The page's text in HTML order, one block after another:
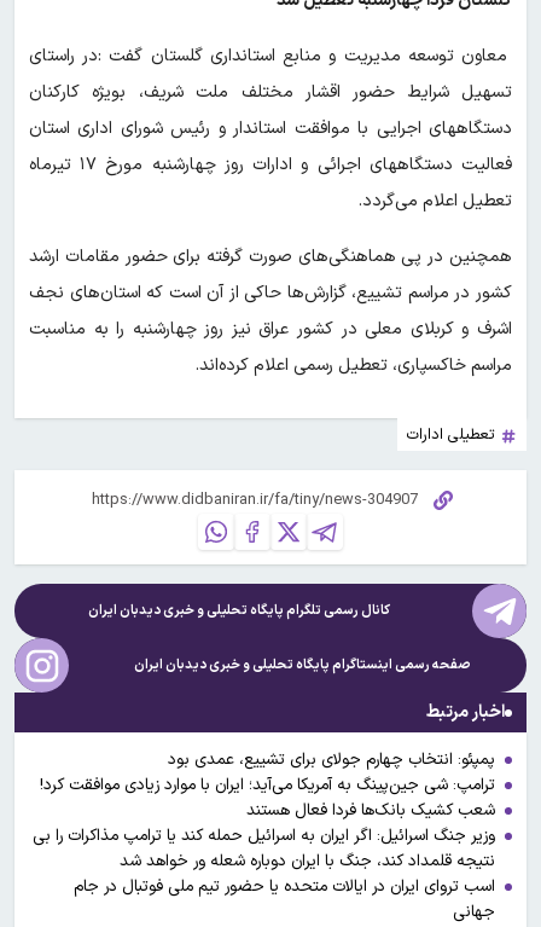
معاون توسعه مدیریت و منابع استانداری گلستان گفت :در راستای
تسهیل شرایط حضور اقشار مختلف ملت شریف، بویژه کارکنان
دستگاههای اجرایی با موافقت استاندار و رئیس شورای اداری استان
فعالیت دستگاههای اجرائی و ادارات روز چهارشنبه مورخ ۱۷ تیرماه
تعطیل اعلام می‌گردد.
همچنین در پی هماهنگی‌های صورت گرفته برای حضور مقامات ارشد
کشور در مراسم تشییع، گزارش‌ها حاکی از آن است که استان‌های نجف
اشرف و کربلای معلی در کشور عراق نیز روز چهارشنبه را به مناسبت
مراسم خاکسپاری، تعطیل رسمی اعلام کرده‌اند.
تعطیلی ادارات
کانال رسمی تلگرام پایگاه تحلیلی و خبریدیدبان ایران
صفحه رسمی اینستاگرام پایگاه تحلیلی و خبریدیدبان ایران
اخبار مرتبط
پمپئو: انتخاب چهارم جولای برای تشییع، عمدی بود
ترامپ: شی جین‌پینگ به آمریکا می‌آید؛ ایران با موارد زیادی موافقت کرد!
شعب کشیک بانک‌ها فردا فعال هستند
وزیر جنگ اسرائیل: اگر ایران به اسرائیل حمله کند یا ترامپ مذاکرات را بی
نتیجه قلمداد کند، جنگ با ایران دوباره شعله ور خواهد شد
اسب تروای ایران در ایالات متحده یا حضور تیم ملی فوتبال در جام
جهانی